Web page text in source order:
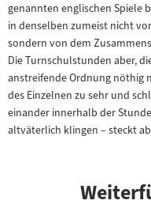
genannten englischen Spiele
in denselben zumeist nicht
sondern von dem
Die Turnschulstunden aber,
anstreifende Ordnung nöthig
des Einzelnen zu sehr und
einander innerhalb der
altväterlich klingen – steckt